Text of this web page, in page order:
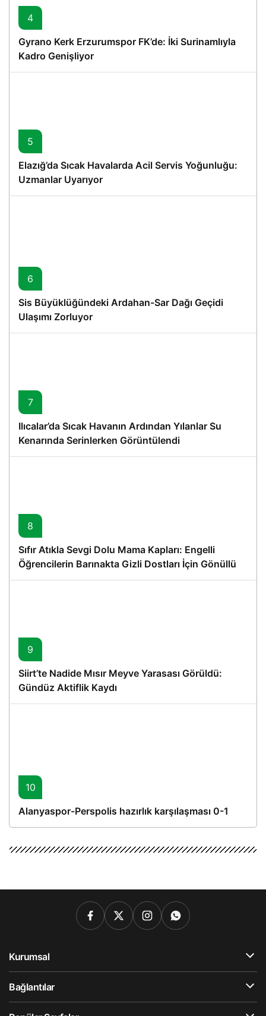
4
Gyrano Kerk Erzurumspor FK’de: İki Surinamlıyla
Kadro Genişliyor
5
Elazığ’da Sıcak Havalarda Acil Servis Yoğunluğu:
Uzmanlar Uyarıyor
6
Sis Büyüklüğündeki Ardahan-Sar Dağı Geçidi
Ulaşımı Zorluyor
7
Ilıcalar’da Sıcak Havanın Ardından Yılanlar Su
Kenarında Serinlerken Görüntülendi
8
Sıfır Atıkla Sevgi Dolu Mama Kapları: Engelli
Öğrencilerin Barınakta Gizli Dostları İçin Gönüllü
Proje
9
Siirt’te Nadide Mısır Meyve Yarasası Görüldü:
Gündüz Aktiflik Kaydı
10
Alanyaspor-Perspolis hazırlık karşılaşması 0-1
Kurumsal
Bağlantılar